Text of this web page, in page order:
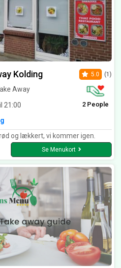
Kolding
Away
21:00
5.0 (1)
2 People
og lækkert, vi kommer igen.
Se Menukort